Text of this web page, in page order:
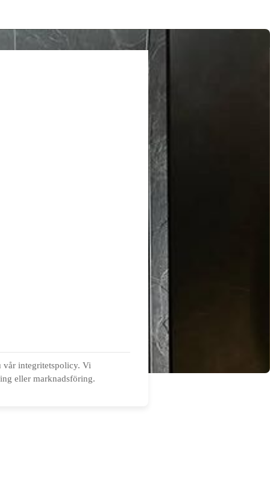
vår integritetspolicy. Vi
eller marknadsföring.